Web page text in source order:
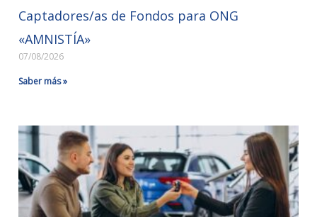
Captadores/as de Fondos para ONG
«AMNISTÍA»
07/08/2026
Saber más »